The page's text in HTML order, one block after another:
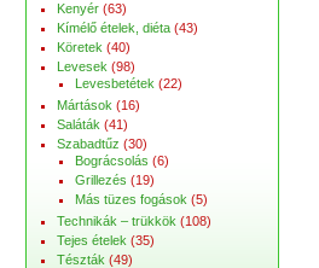
Kenyér (63)
Kímélő ételek, diéta (43)
Köretek (40)
Levesek (98)
Levesbetétek (22)
Mártások (16)
Saláták (41)
Szabadtűz (30)
Bográcsolás (6)
Grillezés (19)
Más tüzes fogások (5)
Technikák – trükkök (108)
Tejes ételek (35)
Tészták (49)